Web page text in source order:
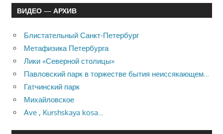
ВИДЕО — АРХИВ
Блистательный Санкт-Петербург
Метафизика Петербурга
Лики «Северной столицы»
Павловский парк в торжестве бытия неиссякающем…
Гатчинский парк
Михайловское
Ave , Kurshskaya kosa…